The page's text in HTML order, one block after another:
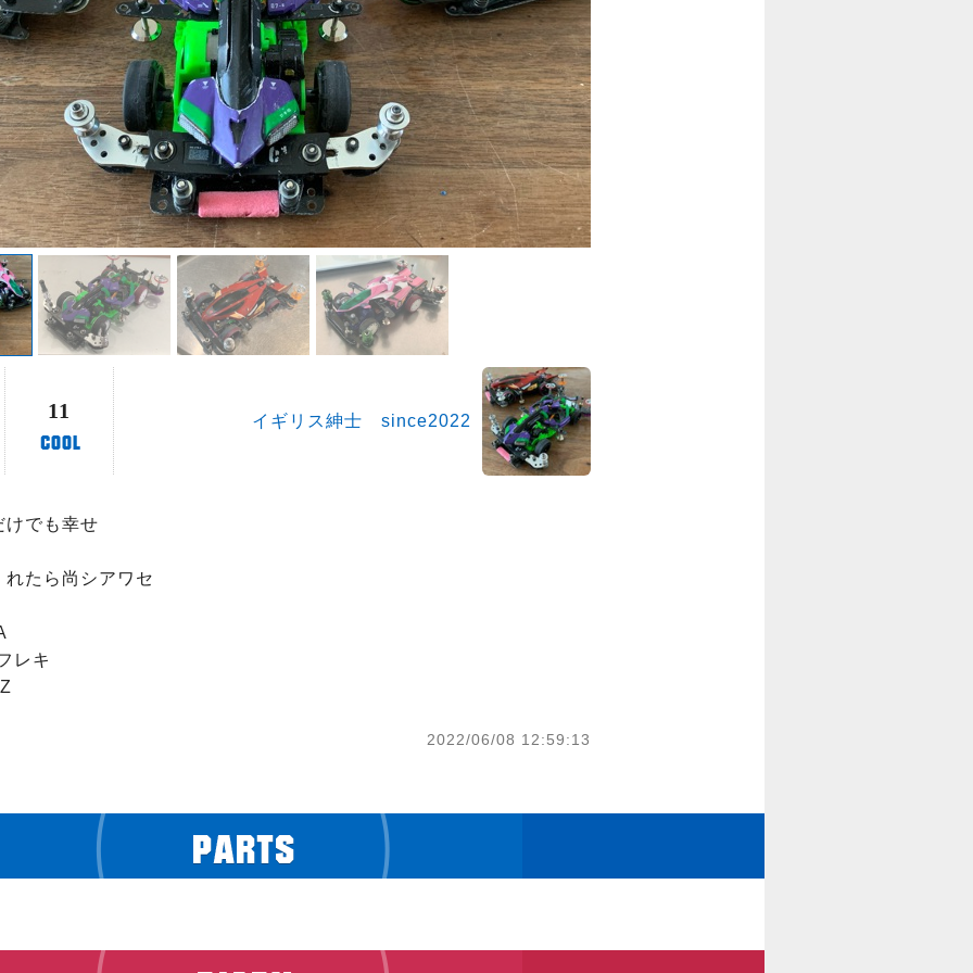
11 イギリス紳士 since2022
けでも幸せ
れたら尚シアワセ
レキ
2022/06/08 12:59:13